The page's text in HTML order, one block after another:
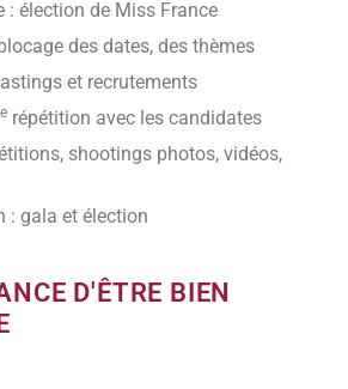
: élection de Miss France
des dates, des thèmes
et recrutements
répétition avec les candidates
shootings photos, vidéos,
: gala et élection
D'ÊTRE BIEN